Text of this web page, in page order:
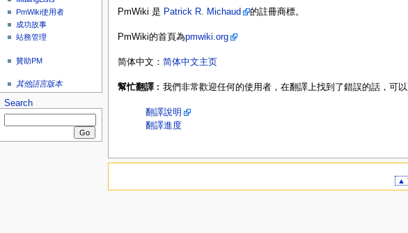
PmWiki使用者
成功故事
站務管理
贊助PM
其他語言版本
Search
PmWiki 是 Patrick R. Michaud 的註冊商標。
PmWiki的首頁為pmwiki.org
简体中文： 简体中文主页
幫忙翻譯︰我們非常歡迎任何的使用者，在翻譯上找到了錯誤的話，可
翻譯說明
翻譯進度
▲